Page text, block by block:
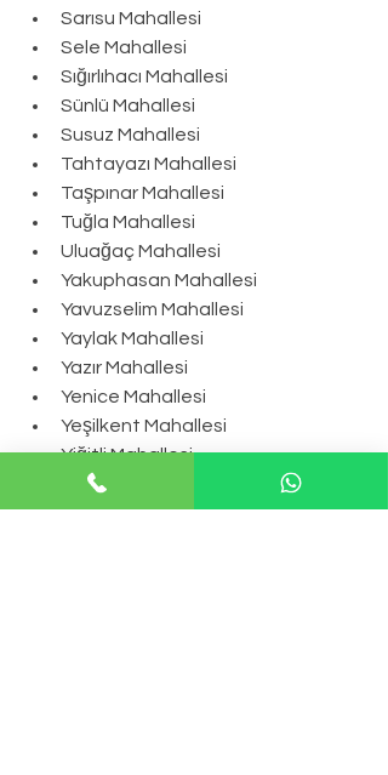
Sarısu Mahallesi
Sele Mahallesi
Sığırlıhacı Mahallesi
Sünlü Mahallesi
Susuz Mahallesi
Tahtayazı Mahallesi
Taşpınar Mahallesi
Tuğla Mahallesi
Uluağaç Mahallesi
Yakuphasan Mahallesi
Yavuzselim Mahallesi
Yaylak Mahallesi
Yazır Mahallesi
Yenice Mahallesi
Yeşilkent Mahallesi
Yiğitli Mahallesi
Yıldırım Beyazıt Mahallesi
Yıldırımaydoğan Mahallesi